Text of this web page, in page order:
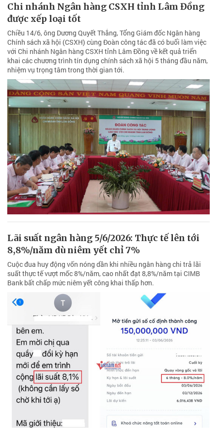
Chi nhánh Ngân hàng CSXH tỉnh Lâm Đồng
được xếp loại tốt
Chiều 14/6, ông Dương Quyết Thắng, Tổng Giám đốc Ngân hàng
Chính sách xã hội (CSXH) cùng Đoàn công tác đã có buổi làm việc
với Chi nhánh Ngân hàng CSXH tỉnh Lâm Đồng về kết quả triển
khai các chương trình tín dụng chính sách xã hội 5 tháng đầu năm,
nhiệm vụ trọng tâm trong thời gian tới.
Lãi suất ngân hàng 5/6/2026: Thực tế lên tới
8,8%/năm dù niêm yết chỉ 7%
Cuộc đua huy động vốn nóng dần khi nhiều ngân hàng chi trả lãi
suất thực tế vượt mốc 8%/năm, cao nhất đạt 8,8%/năm tại CIMB
Bank bất chấp mức niêm yết công khai thấp hơn.